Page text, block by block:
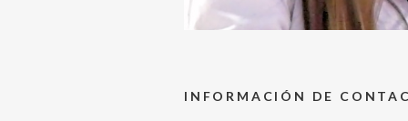
INFORMACIÓN DE